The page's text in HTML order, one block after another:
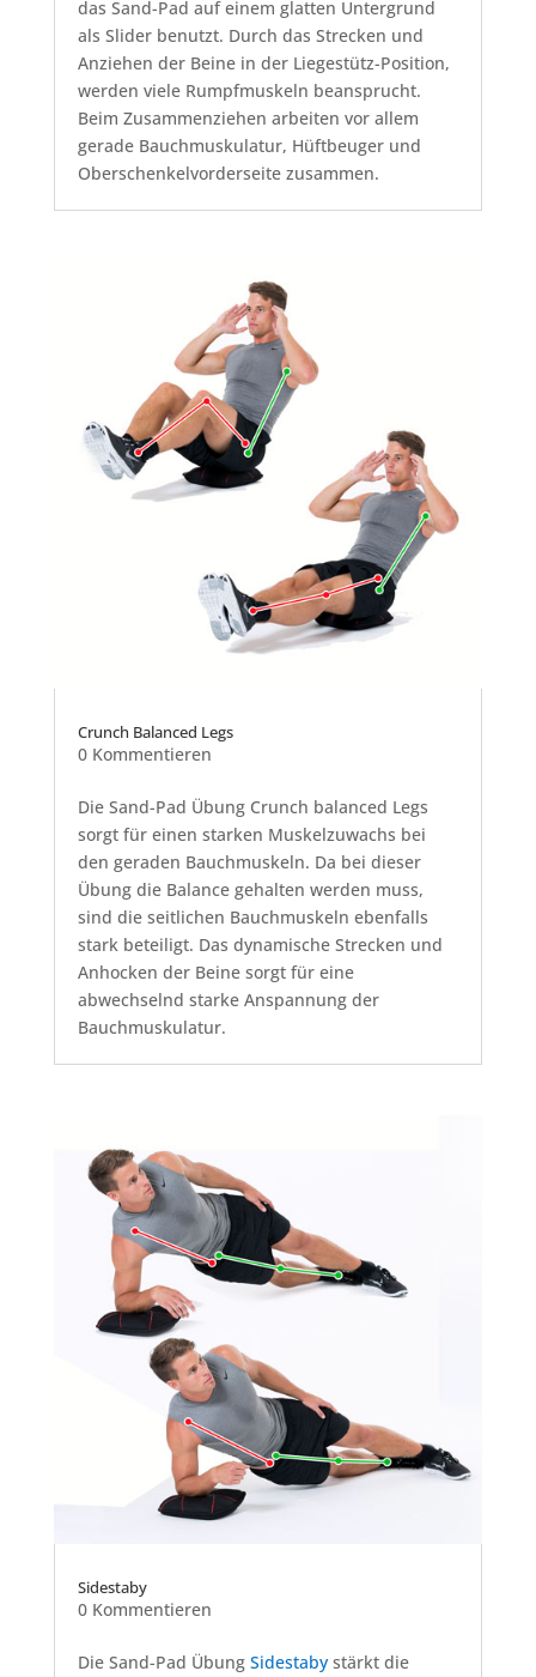
das Sand-Pad auf einem glatten Untergrund
als Slider benutzt. Durch das Strecken und
Anziehen der Beine in der Liegestütz-Position,
werden viele Rumpfmuskeln beansprucht.
Beim Zusammenziehen arbeiten vor allem
gerade Bauchmuskulatur, Hüftbeuger und
Oberschenkelvorderseite zusammen.
Crunch Balanced Legs
0 Kommentieren
Die Sand-Pad Übung Crunch balanced Legs
sorgt für einen starken Muskelzuwachs bei
den geraden Bauchmuskeln. Da bei dieser
Übung die Balance gehalten werden muss,
sind die seitlichen Bauchmuskeln ebenfalls
stark beteiligt. Das dynamische Strecken und
Anhocken der Beine sorgt für eine
abwechselnd starke Anspannung der
Bauchmuskulatur.
Sidestaby
0 Kommentieren
Die Sand-Pad Übung Sidestabystärkt die